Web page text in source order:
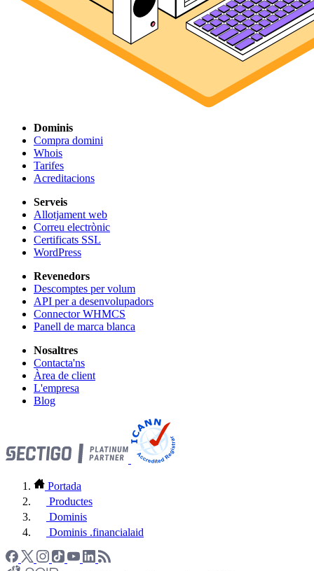
Dominis
Compra domini
Whois
Tarifes
Acreditacions
Serveis
Allotjament web
Correu electrònic
Certificats SSL
WordPress
Revenedors
Descomptes per volum
API per a desenvolupadors
Connector WHMCS
Panell de marca blanca
Nosaltres
Contacta'ns
Àrea de client
L'empresa
Blog
Portada
Productes
Dominis
Dominis .financialaid